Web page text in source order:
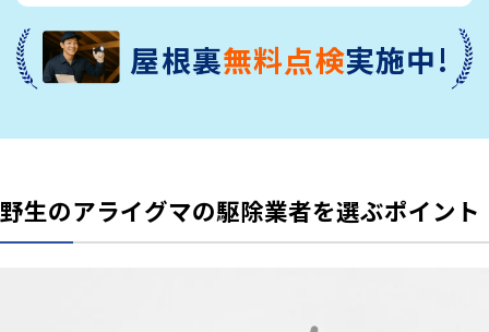
屋根裏無料点検実施中!
野生のアライグマの駆除業者を選ぶポイント